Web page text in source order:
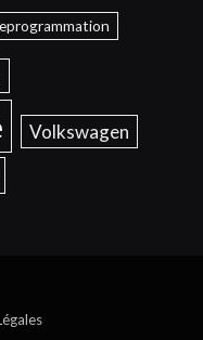
Volkswagen